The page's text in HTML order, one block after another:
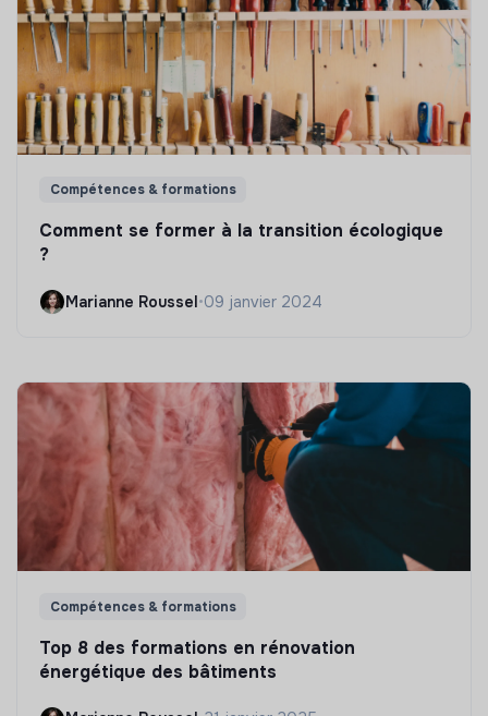
Compétences & formations
Comment se former à la transition écologique
?
Marianne Roussel•09 janvier 2024
Compétences & formations
Top 8 des formations en rénovation
énergétique des bâtiments